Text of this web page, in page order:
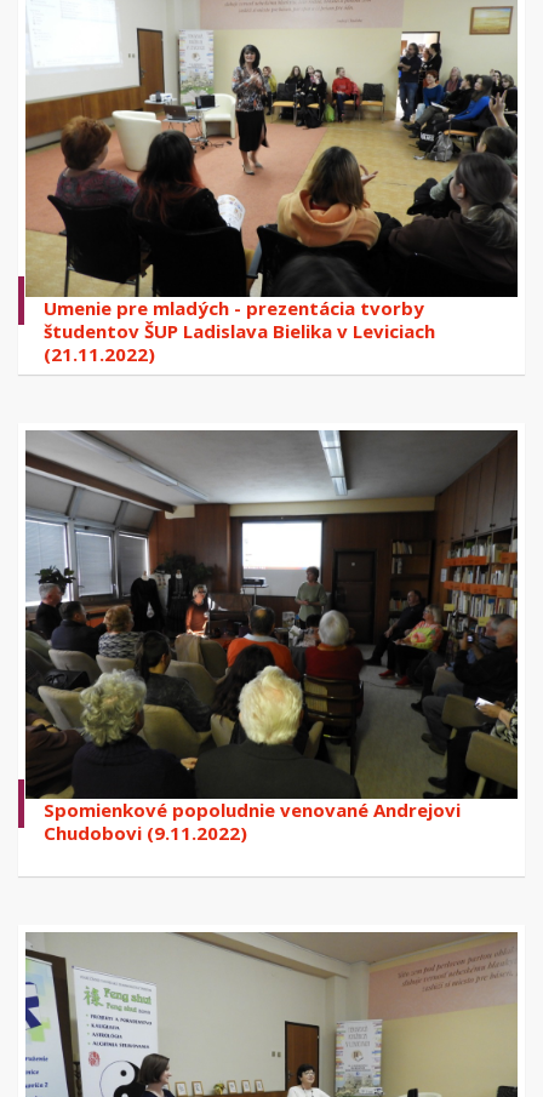
Umenie pre mladých - prezentácia tvorby
študentov ŠUP Ladislava Bielika v Leviciach
(21.11.2022)
Spomienkové popoludnie venované Andrejovi
Chudobovi (9.11.2022)